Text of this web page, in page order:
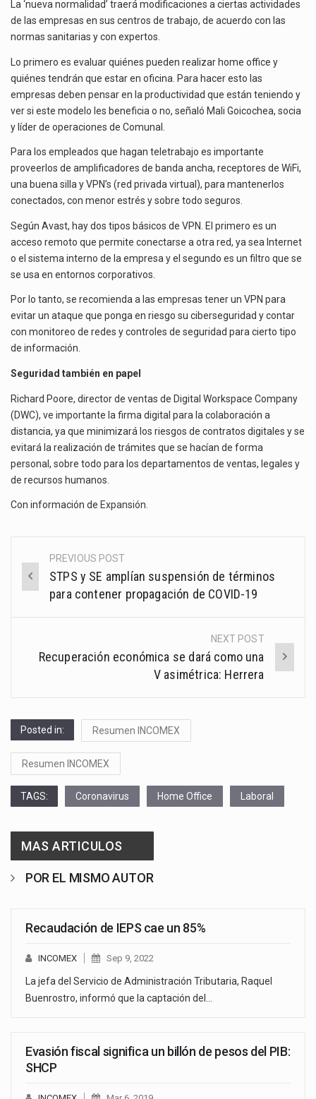
El gobierno de Estados Unidos anunciará un arancel del 15 % sobre los productos fabricados…
NORMALIDAD”
PARA
OFICINISTAS
La ‘nueva normalidad’ traerá modificaciones a ciertas actividades
de las empresas en sus centros de trabajo, de acuerdo con las
normas sanitarias y con expertos.
Lo primero es evaluar quiénes pueden realizar home office y
quiénes tendrán que estar en oficina. Para hacer esto las
empresas deben pensar en la productividad que están teniendo y
ver si este modelo les beneficia o no, señaló Mali Goicochea, socia
y líder de operaciones de Comunal.
Para los empleados que hagan teletrabajo es importante
proveerlos de amplificadores de banda ancha, receptores de WiFi,
una buena silla y VPN’s (red privada virtual), para mantenerlos
conectados, con menor estrés y sobre todo seguros.
Según Avast, hay dos tipos básicos de VPN. El primero es un
acceso remoto que permite conectarse a otra red, ya sea Internet
o el sistema interno de la empresa y el segundo es un filtro que se
se usa en entornos corporativos.
Por lo tanto, se recomienda a las empresas tener un VPN para
evitar un ataque que ponga en riesgo su ciberseguridad y contar
con monitoreo de redes y controles de seguridad para cierto tipo
de información.
Seguridad también en papel
Richard Poore, director de ventas de Digital Workspace Company
(DWC), ve importante la firma digital para la colaboración a
distancia, ya que minimizará los riesgos de contratos digitales y se
evitará la realización de trámites que se hacían de forma
personal, sobre todo para los departamentos de ventas, legales y
de recursos humanos.
Con información de Expansión
Post
navigation
PREVIOUS POST
STPS y SE amplían suspensión de términos
para contener propagación de COVID-19
NEXT POST
Recuperación económica se dará como una
V asimétrica: Herrera
Posted in: Resumen INCOMEX
Resumen INCOMEX
TAGS: Coronavirus Home Office Laboral
MAS ARTICULOS
POR EL MISMO AUTOR
Recaudación de IEPS cae un 85%
INCOMEX Sep 9, 2022
La jefa del Servicio de Administración Tributaria, Raquel
Buenrostro, informó que la captación del…
Evasión fiscal significa un billón de pesos del PIB:
SHCP